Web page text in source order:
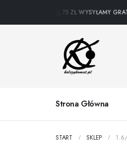
ZAKUPY POWYŻEJ 75 ZŁ WYSYŁAMY
Strona Główna
START SKLEP